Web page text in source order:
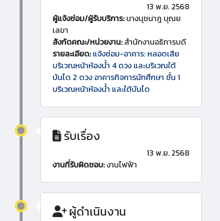
13 พ.ย. 2568
ผู้แจ้งซ่อม/ผู้รับบริการ:นางนุชนาฎ บุณย
เลขา
สังกัดคณะ/หน่วยงาน:สำนักงานอธิการบดี
รายละเอียด: แจ้งซ่อม-อาคาร: หลอดเสีย
บริเวณหน้าห้องน้ำ 4 ดวง และบริเวณใต้
บันได 2 ดวง อาคารกิจการนักศึกษา ชั้น 1
บริเวณหน้าห้องน้ำ และใต้บันได
รับเรื่อง
13 พ.ย. 2568
งานที่รับผิดชอบ:งานไฟฟ้า
ผู้ดำเนินงาน